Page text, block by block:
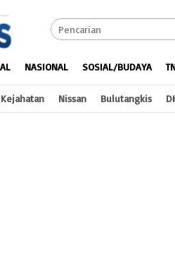
NASIONAL SOSIAL/BUDAYA
Kejahatan Nissan Bulutangkis